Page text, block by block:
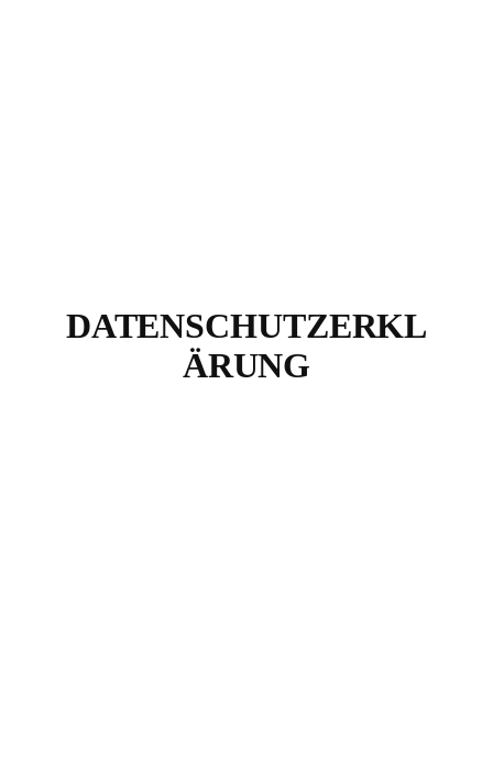
DATENSCHUTZERKL
ÄRUNG